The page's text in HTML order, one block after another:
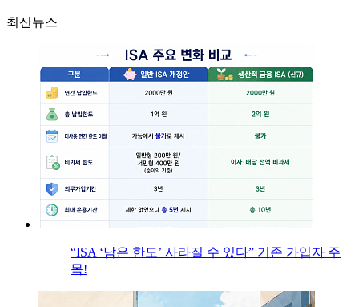
최신뉴스
“ISA ‘남은 한도’ 사라질 수 있다” 기존 가입자 주
목!